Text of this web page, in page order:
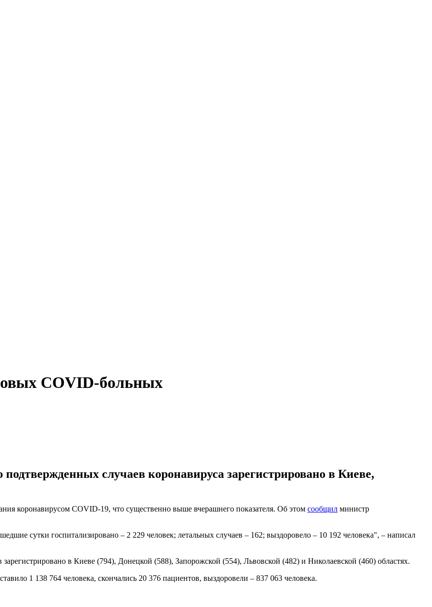
COVID-больных
случаев коронавируса зарегистрировано в Киеве,
коронавирусом COVID-19, что существенно выше вчерашнего показателя. Об этом сообщил министр
сутки госпитализировано – 2 229 человек; летальных случаев – 162; выздоровело – 10 192 человека", – написал
в Киеве (794), Донецкой (588), Запорожской (554), Львовской (482) и Николаевской (460) областях.
1 138 764 человека, скончались 20 376 пациентов, выздоровели – 837 063 человека.